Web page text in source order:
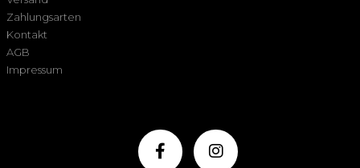
Zahlungsarten
Kontakt
AGB
Impressum